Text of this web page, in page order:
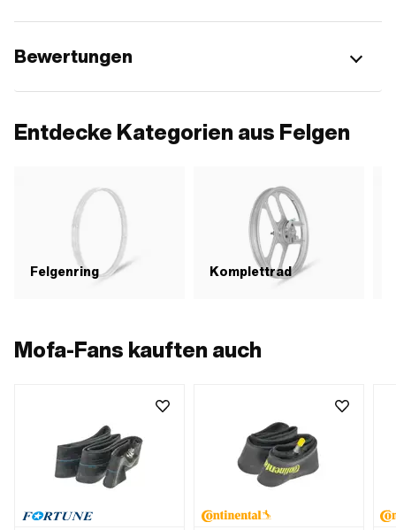
Bewertungen
Entdecke Kategorien aus Felgen
Felgenring Komplettrad
Mofa-Fans kauften auch